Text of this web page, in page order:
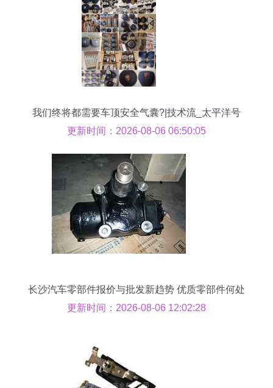
我们终将都需要车顶安全气囊?|技术流_太平洋号
更新时间：2026-08-06 06:50:05
长沙汽车零部件报价与批发新趋势 优质零部件何处
寻？
更新时间：2026-08-06 12:02:28